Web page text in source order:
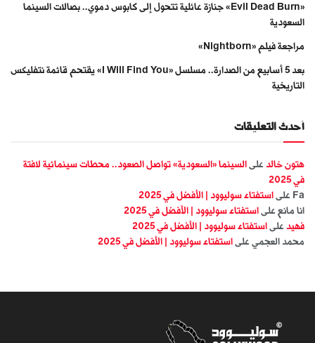
«Evil Dead Burn» جنازة عائلية تتحول إلى كابوس دموي.. بصالات السينما
السعودية
مراجعة فيلم «Nightborn»
بعد 5 أسابيع من الصدارة.. مسلسل «I Will Find You» يقتحم قائمة نتفليكس
التاريخية
أحدث التعليقات
هتون خالد على السينما «السعودية» تواصل الصعود.. محطات سينمائية لافتة
في 2025
Fa على استفتاء سوليوود | الأفضل في 2025
انا مانع على استفتاء سوليوود | الأفضل في 2025
فهيد على استفتاء سوليوود | الأفضل في 2025
محمد العجمي على استفتاء سوليوود | الأفضل في 2025